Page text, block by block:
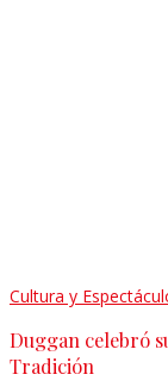
Cultura y
Duggan celebró
Tradición